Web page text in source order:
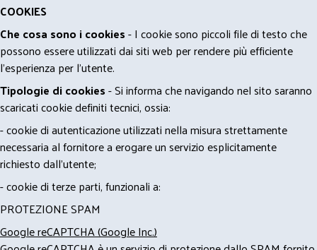
COOKIES
Che cosa sono i cookies- I cookie sono piccoli file di testo che
possono essere utilizzati dai siti web per rendere più efficiente
l'esperienza per l'utente.
Tipologie di cookies- Si informa che navigando nel sito saranno
scaricati cookie definiti tecnici, ossia:
- cookie di autenticazione utilizzati nella misura strettamente
necessaria al fornitore a erogare un servizio esplicitamente
richiesto dall'utente;
- cookie di terze parti, funzionali a:
PROTEZIONE SPAM
Google reCAPTCHA (Google Inc.)